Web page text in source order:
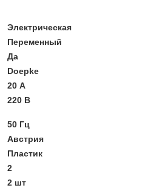
Электрическая
Переменный
Да
Doepke
20 А
220 В
50 Гц
Австрия
Пластик
2
2 шт